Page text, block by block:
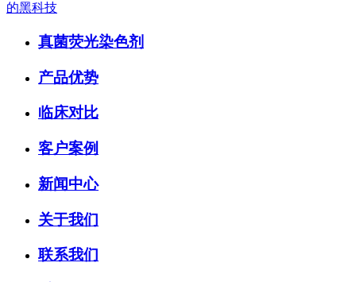
的黑科技
真菌荧光染色剂
产品优势
临床对比
客户案例
新闻中心
关于我们
联系我们